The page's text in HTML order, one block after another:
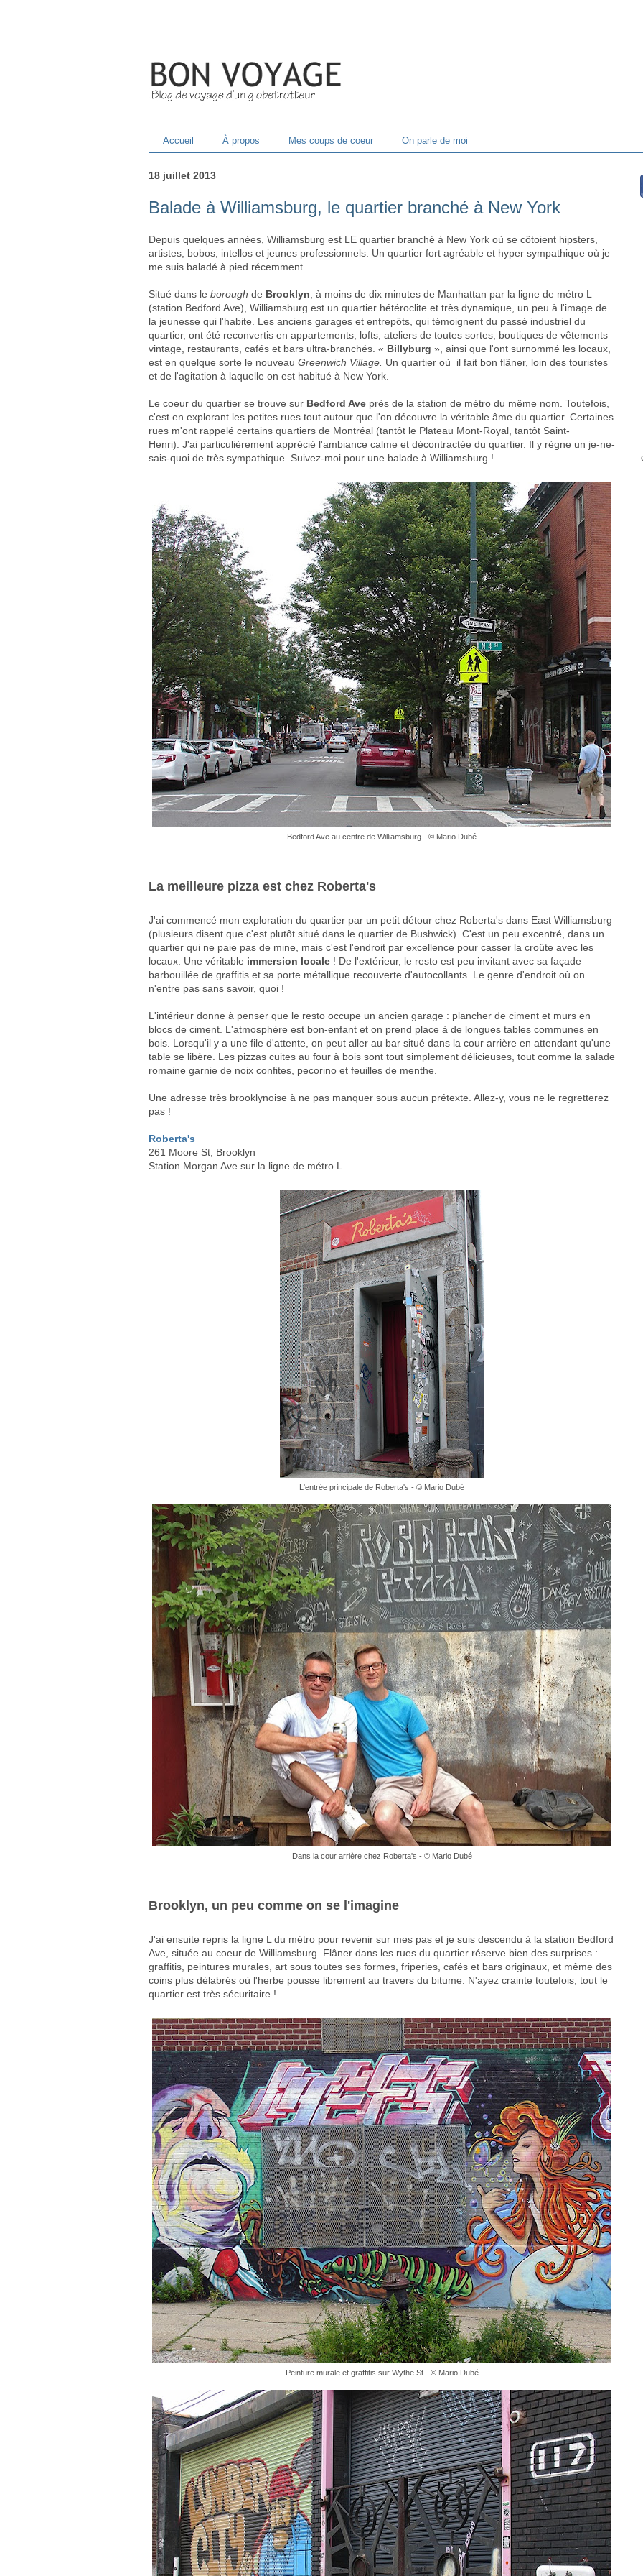
Accueil À propos Mes coups de coeur On parle de moi
18 juillet 2013
Balade à Williamsburg, le quartier branché à New York
Depuis quelques années, Williamsburg est LE quartier branché à New York où se côtoient hipsters,
artistes, bobos, intellos et jeunes professionnels. Un quartier fort agréable et hyper sympathique où je
me suis baladé à pied récemment.
Situé dans le borough de Brooklyn, à moins de dix minutes de Manhattan par la ligne de métro L
(station Bedford Ave), Williamsburg est un quartier hétéroclite et très dynamique, un peu à l'image de
la jeunesse qui l'habite. Les anciens garages et entrepôts, qui témoignent du passé industriel du
quartier, ont été reconvertis en appartements, lofts, ateliers de toutes sortes, boutiques de vêtements
vintage, restaurants, cafés et bars ultra-branchés. « Billyburg », ainsi que l'ont surnommé les locaux,
est en quelque sorte le nouveau Greenwich Village. Un quartier où il fait bon flâner, loin des touristes
et de l'agitation à laquelle on est habitué à New York.
Le coeur du quartier se trouve sur Bedford Ave près de la station de métro du même nom. Toutefois,
c'est en explorant les petites rues tout autour que l'on découvre la véritable âme du quartier. Certaines
rues m'ont rappelé certains quartiers de Montréal (tantôt le Plateau Mont-Royal, tantôt Saint-
Henri). J'ai particulièrement apprécié l'ambiance calme et décontractée du quartier. Il y règne un je-ne-
sais-quoi de très sympathique. Suivez-moi pour une balade à Williamsburg !
Bedford Ave au centre de Williamsburg - © Mario Dubé
La meilleure pizza est chez Roberta's
J'ai commencé mon exploration du quartier par un petit détour chez Roberta's dans East Williamsburg
(plusieurs disent que c'est plutôt situé dans le quartier de Bushwick). C'est un peu excentré, dans un
quartier qui ne paie pas de mine, mais c'est l'endroit par excellence pour casser la croûte avec les
locaux. Une véritable immersion locale ! De l'extérieur, le resto est peu invitant avec sa façade
barbouillée de graffitis et sa porte métallique recouverte d'autocollants. Le genre d'endroit où on
n'entre pas sans savoir, quoi !
L'intérieur donne à penser que le resto occupe un ancien garage : plancher de ciment et murs en
blocs de ciment. L'atmosphère est bon-enfant et on prend place à de longues tables communes en
bois. Lorsqu'il y a une file d'attente, on peut aller au bar situé dans la cour arrière en attendant qu'une
table se libère. Les pizzas cuites au four à bois sont tout simplement délicieuses, tout comme la salade
romaine garnie de noix confites, pecorino et feuilles de menthe.
Une adresse très brooklynoise à ne pas manquer sous aucun prétexte. Allez-y, vous ne le regretterez
pas !
Roberta's
261 Moore St, Brooklyn
Station Morgan Ave sur la ligne de métro L
L'entrée principale de Roberta's - © Mario Dubé
Dans la cour arrière chez Roberta's - © Mario Dubé
Brooklyn, un peu comme on se l'imagine
J'ai ensuite repris la ligne L du métro pour revenir sur mes pas et je suis descendu à la station Bedford
Ave, située au coeur de Williamsburg. Flâner dans les rues du quartier réserve bien des surprises :
graffitis, peintures murales, art sous toutes ses formes, friperies, cafés et bars originaux, et même des
coins plus délabrés où l'herbe pousse librement au travers du bitume. N'ayez crainte toutefois, tout le
quartier est très sécuritaire !
Peinture murale et graffitis sur Wythe St - © Mario Dubé